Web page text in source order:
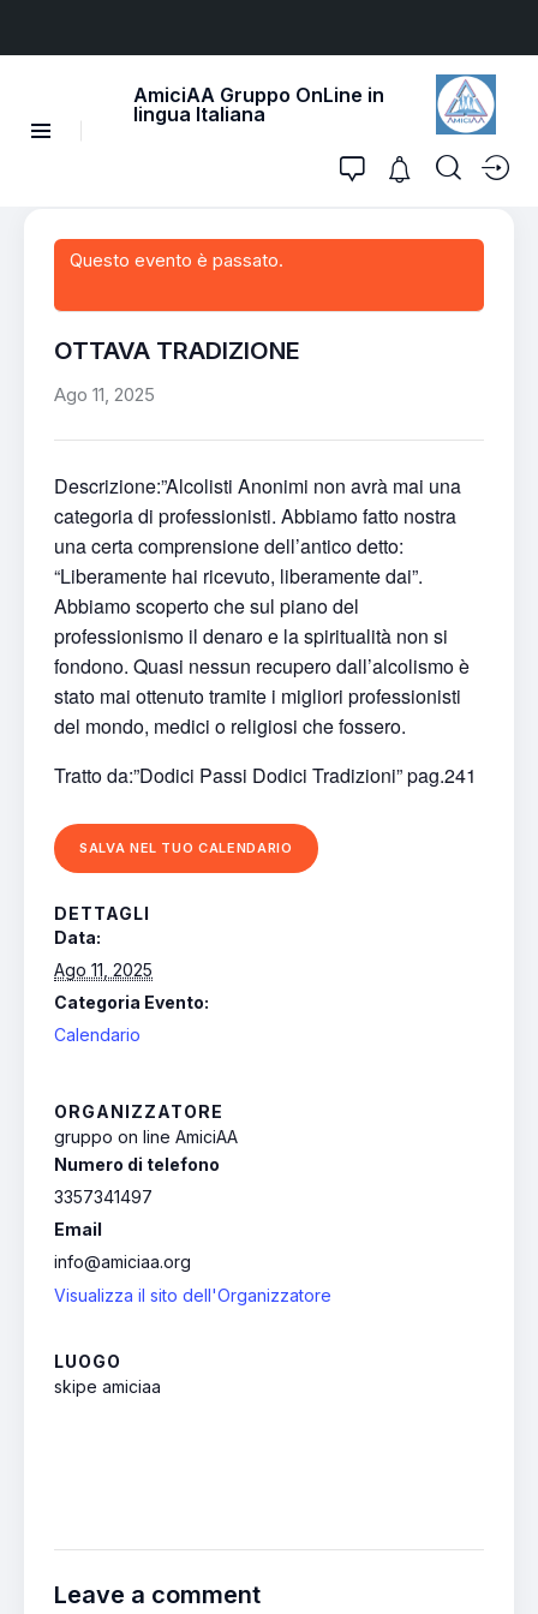
AmiciAA Gruppo OnLine in
lingua Italiana
Questo evento è passato.
OTTAVA TRADIZIONE
Ago 11, 2025
Descrizione:”Alcolisti Anonimi non avrà mai una
categoria di professionisti. Abbiamo fatto nostra
una certa comprensione dell’antico detto:
“Liberamente hai ricevuto, liberamente dai”.
Abbiamo scoperto che sul piano del
professionismo il denaro e la spiritualità non si
fondono. Quasi nessun recupero dall’alcolismo è
stato mai ottenuto tramite i migliori professionisti
del mondo, medici o religiosi che fossero.
Tratto da:”Dodici Passi Dodici Tradizioni” pag.241
SALVA NEL TUO CALENDARIO
DETTAGLI
Data:
Ago 11, 2025
Categoria Evento:
Calendario
ORGANIZZATORE
gruppo on line AmiciAA
Numero di telefono
3357341497
Email
info@amiciaa.org
Visualizza il sito dell'Organizzatore
LUOGO
skipe amiciaa
Leave a comment